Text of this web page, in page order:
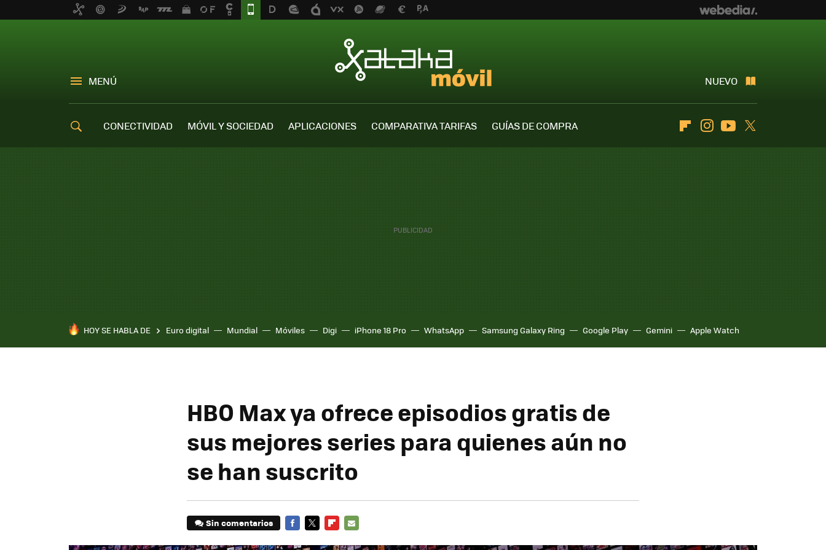
MENÚ NUEVO
CONECTIVIDAD MÓVIL Y SOCIEDAD APLICACIONES COMPARATIVA TARIFAS
GUÍAS DE COMPRA
FlipboardInstagramYoutube
HOY SE HABLA DE Euro digital Mundial Móviles Digi iPhone 18 Pro WhatsApp Samsung Galaxy Ring Google Play Gemini Apple Watch
HBO Max ya ofrece episodios gratis de
sus mejores series para quienes aún no
se han suscrito
Sin comentarios